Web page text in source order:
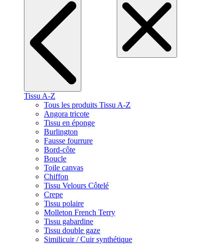
Tissu A-Z
Tous les produits Tissu A-Z
Angora tricote
Tissu en éponge
Burlington
Fausse fourrure
Bord-côte
Boucle
Toile canvas
Chiffon
Tissu Velours Côtelé
Crepe
Tissu polaire
Molleton French Terry
Tissu gabardine
Tissu double gaze
Similicuir / Cuir synthétique